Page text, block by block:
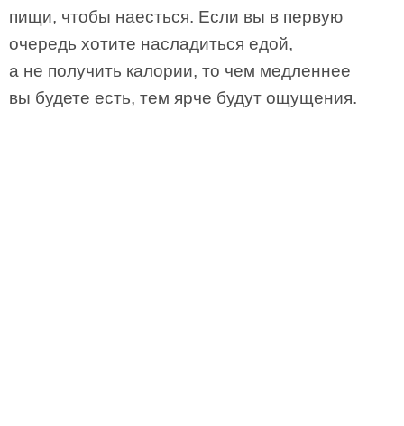
пищи, чтобы наесться. Если вы в первую
очередь хотите насладиться едой,
а не получить калории, то чем медленнее
вы будете есть, тем ярче будут ощущения.